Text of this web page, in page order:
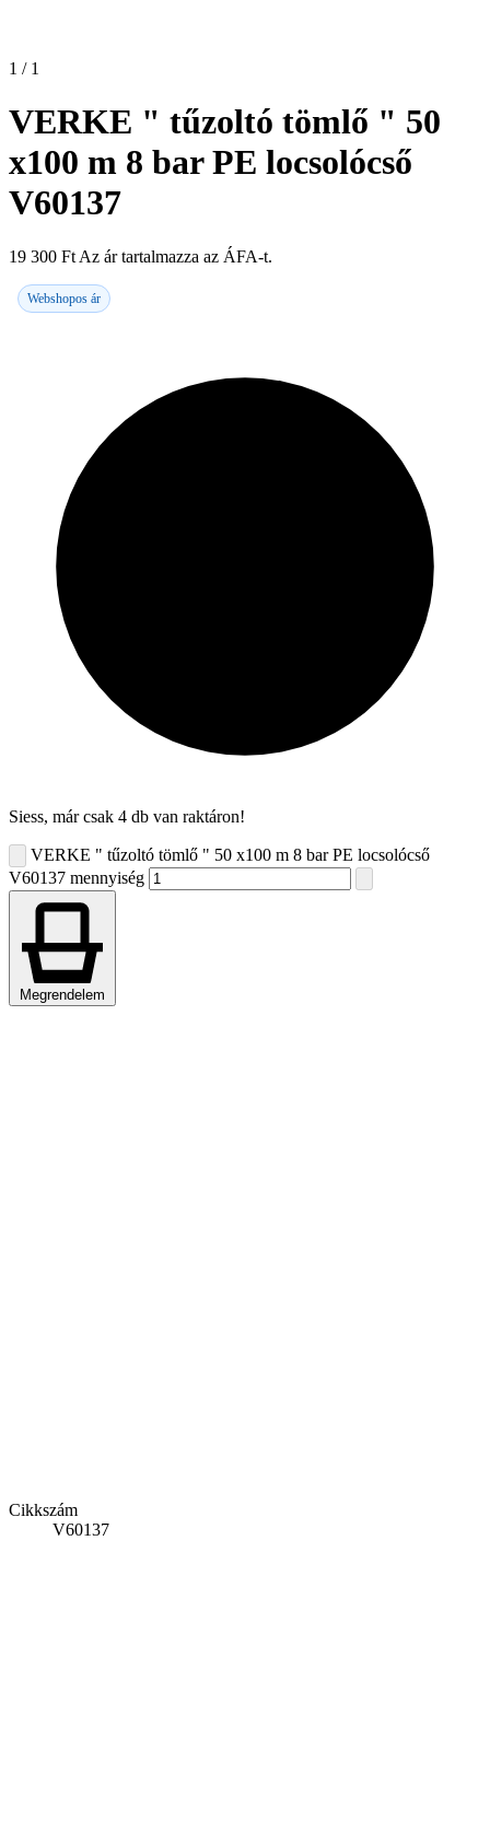
1 / 1
VERKE " tűzoltó tömlő " 50
x100 m 8 bar PE locsolócső
V60137
19 300 Ft Az ár tartalmazza az ÁFA-t.
Webshopos ár
Siess, már csak 4 db van raktáron!
VERKE " tűzoltó tömlő " 50 x100 m 8 bar PE locsolócső
V60137 mennyiség
Megrendelem
Cikkszám
V60137